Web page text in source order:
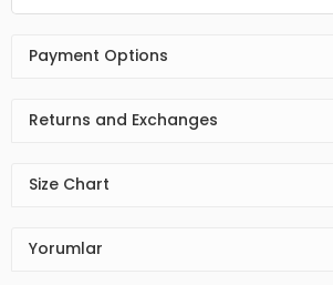
Payment Options
Returns and Exchanges
Size Chart
Yorumlar